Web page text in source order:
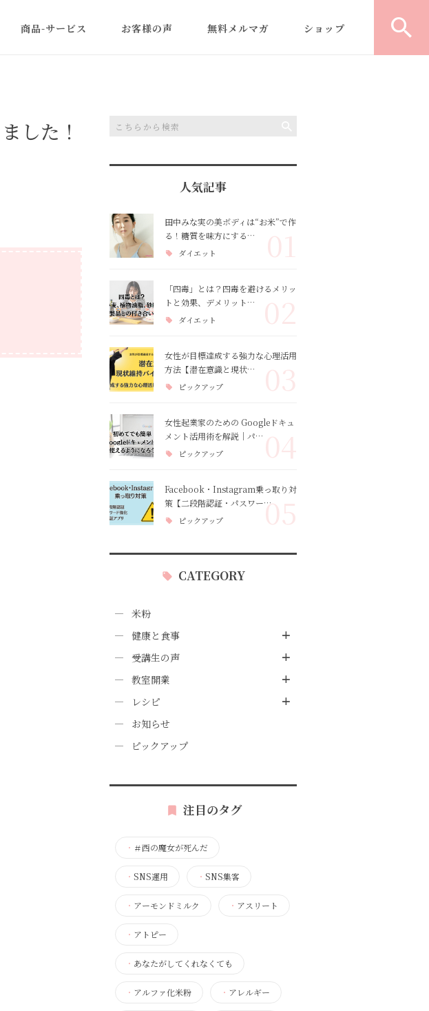
商品-サービス
教室ビジネス集客アカデ
お客様の声
教室運営/開業コンサルテ
米粉商品・レシピ開発
ヘルシー米粉パン認定講
師養成講座
無料メルマガ ショップ
した！
人気記事
田中みな実の美ボディは“お米”で作
る！糖質を味方にする…
ダイエット 01
「四毒」とは？四毒を避けるメリッ
トと効果、デメリット…
ダイエット 02
女性が目標達成する強力な心理活用
方法【潜在意識と現状…
ピックアップ 03
女性起業家のための Googleドキュ
メント活用術を解説｜パ…
ピックアップ 04
Facebook・Instagram乗っ取り対
策【二段階認証・パスワー…
ピックアップ 05
CATEGORY
米粉
健康と食事
受講生の声
教室開業
レシピ
お知らせ
ピックアップ
注目のタグ
・ ＃西の魔女が死んだ
・ SNS運用 ・ SNS集客
・ アーモンドミルク ・ アスリート
・ アトピー
・ あなたがしてくれなくても
・ アルファ化米粉 ・ アレルギー